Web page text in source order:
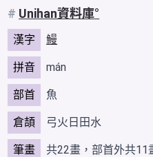
# Unihan資料庫
漢字 鰻
拼音 mán
部首 魚
倉頡 弓火日田水
筆畫 共22畫，部首外共11